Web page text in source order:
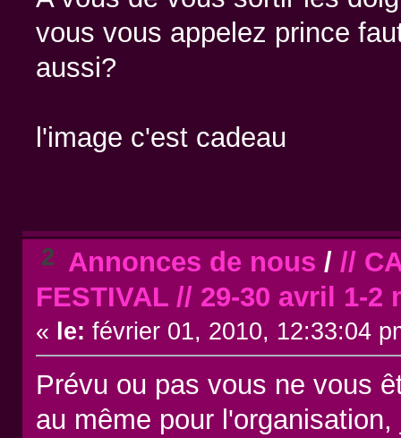
vous vous appelez prince
aussi?
l'image c'est cadeau
2 Annonces de nous / //
FESTIVAL // 29-30 avril 1-2
« le: février 01, 2010, 12:33:04
Prévu ou pas vous ne vous
au même pour